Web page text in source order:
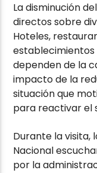
La disminución
directos sobre
Hoteles,
establecimientos
dependen de la
impacto de la
situación que
para reactivar el
Durante la visita,
Nacional
por la